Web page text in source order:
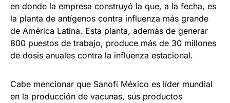
en donde la empresa construyó la que, a la fecha, es
la planta de antígenos contra influenza más grande
de América Latina. Esta planta, además de generar
800 puestos de trabajo, produce más de 30 millones
de dosis anuales contra la influenza estacional.
Cabe mencionar que Sanofi México es líder mundial
en la producción de vacunas, sus productos